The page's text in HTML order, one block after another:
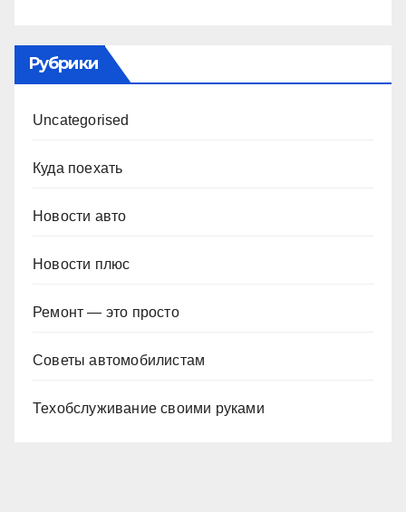
Рубрики
Uncategorised
Куда поехать
Новости авто
Новости плюс
Ремонт — это просто
Советы автомобилистам
Техобслуживание своими руками